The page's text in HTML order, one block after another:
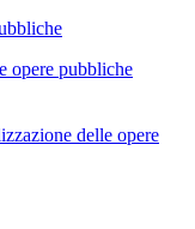
opere pubbliche
delle opere